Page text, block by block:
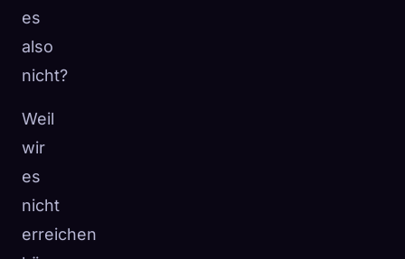
es
also
nicht?
Weil
wir
es
nicht
erreichen